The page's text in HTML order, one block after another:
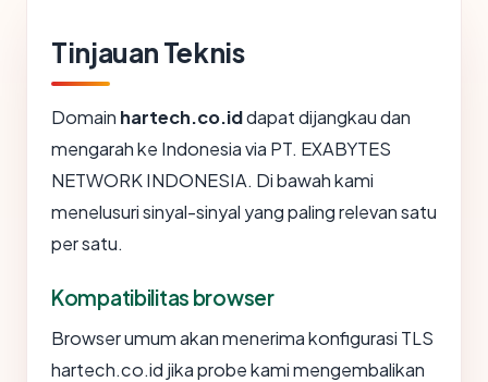
Tinjauan Teknis
Domain hartech.co.iddapat dijangkau dan
mengarah ke Indonesia via PT. EXABYTES
NETWORK INDONESIA. Di bawah kami
menelusuri sinyal-sinyal yang paling relevan satu
per satu.
Kompatibilitas browser
Browser umum akan menerima konfigurasi TLS
hartech.co.id jika probe kami mengembalikan